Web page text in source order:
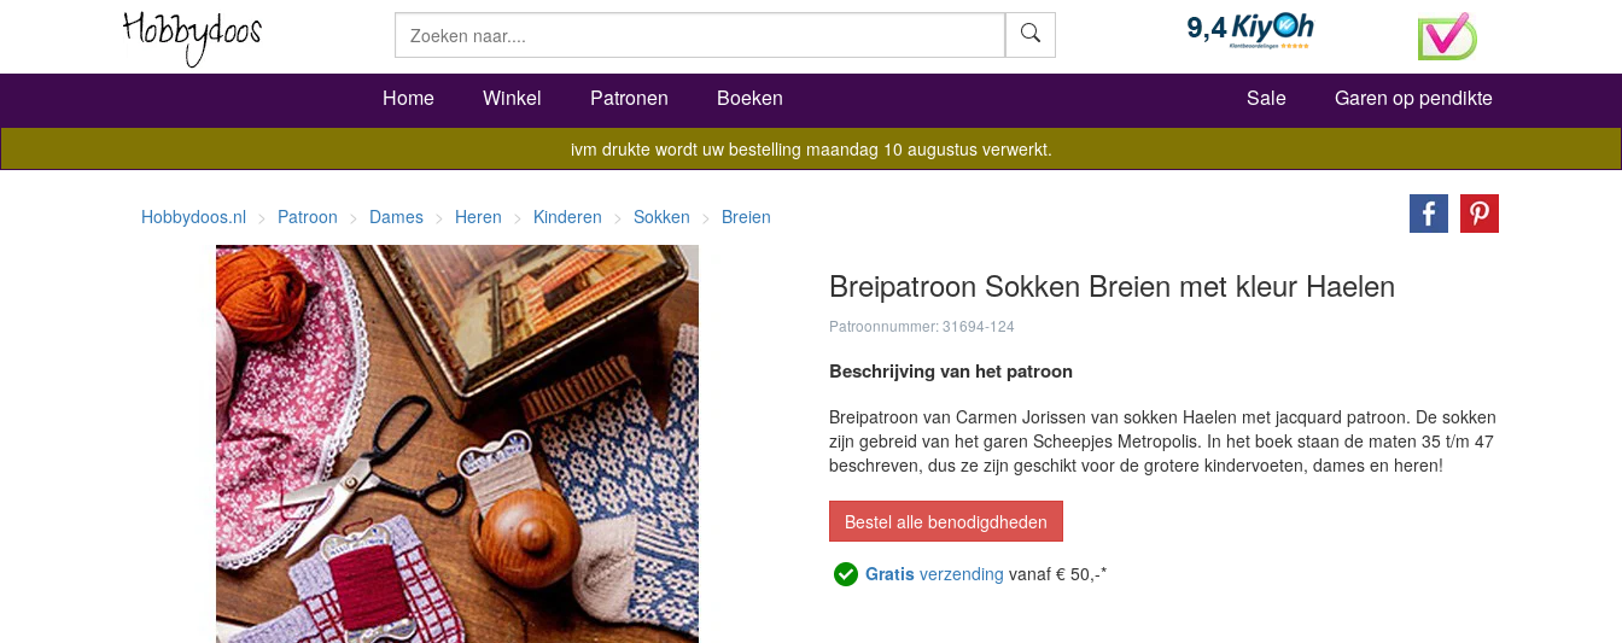
Zoeken
Home Winkel Patronen Boeken Sale Garen op pendikte
ivm drukte wordt uw bestelling maandag 10 augustus verwerkt.
Hobbydoos.nl Patroon Dames Heren Kinderen Sokken Breien
Breipatroon Sokken Breien met kleur Haelen
Patroonnummer: 31694-124
Beschrijving van het patroon
Breipatroon van Carmen Jorissen van sokken Haelen met jacquard patroon. De sokken
zijn gebreid van het garen Scheepjes Metropolis. In het boek staan de maten 35 t/m 47
beschreven, dus ze zijn geschikt voor de grotere kindervoeten, dames en heren!
Bestel alle benodigdheden
Gratis verzending vanaf € 50,-*